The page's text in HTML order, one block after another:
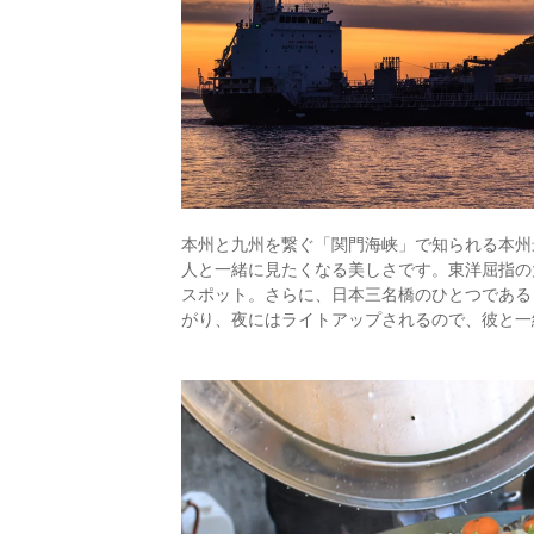
本州と九州を繋ぐ「関門海峡」で知られる本
人と一緒に見たくなる美しさです。東洋屈指
スポット。さらに、日本三名橋のひとつであ
がり、夜にはライトアップされるので、彼と